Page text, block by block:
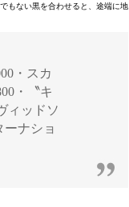
もない黒を合わせると、途端に地
・スカ
・〝キ
ィッドソ
ナショ